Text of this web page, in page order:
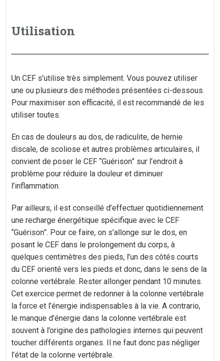
Utilisation
Un CEF s’utilise très simplement. Vous pouvez utiliser
une ou plusieurs des méthodes présentées ci-dessous.
Pour maximiser son efficacité, il est recommandé de les
utiliser toutes.
En cas de douleurs au dos, de radiculite, de hernie
discale, de scoliose et autres problèmes articulaires, il
convient de poser le CEF “Guérison” sur l’endroit à
problème pour réduire la douleur et diminuer
l’inflammation.
Par ailleurs, il est conseillé d’effectuer quotidiennement
une recharge énergétique spécifique avec le CEF
“Guérison”. Pour ce faire, on s’allonge sur le dos, en
posant le CEF dans le prolongement du corps, à
quelques centimètres des pieds, l’un des côtés courts
du CEF orienté vers les pieds et donc, dans le sens de la
colonne vertébrale. Rester allonger pendant 10 minutes.
Cet exercice permet de redonner à la colonne vertébrale
la force et l’énergie indispensables à la vie. A contrario,
le manque d’énergie dans la colonne vertébrale est
souvent à l’origine des pathologies internes qui peuvent
toucher différents organes. Il ne faut donc pas négliger
l’état de la colonne vertébrale.